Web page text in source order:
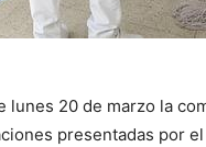
lunes 20 de marzo la
presentadas por